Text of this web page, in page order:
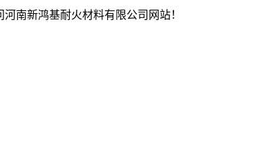
南新鸿基耐火材料有限公司网站！